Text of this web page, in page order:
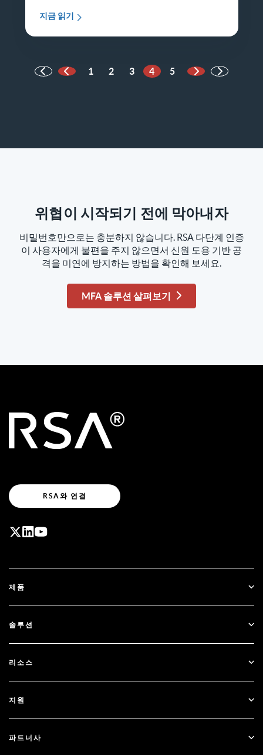
지금 읽기
이전 페이지
1 2 3 4 5
다음 페이지
위협이 시작되기 전에 막아내자
비밀번호만으로는 충분하지 않습니다. RSA 다단계 인증
이 사용자에게 불편을 주지 않으면서 신원 도용 기반 공
격을 미연에 방지하는 방법을 확인해 보세요.
MFA 솔루션 살펴보기
RSA와 연결
제품
SecurID
솔루션
다단계 인증
금융 서비스
리소스
블로그
지원
파트너사